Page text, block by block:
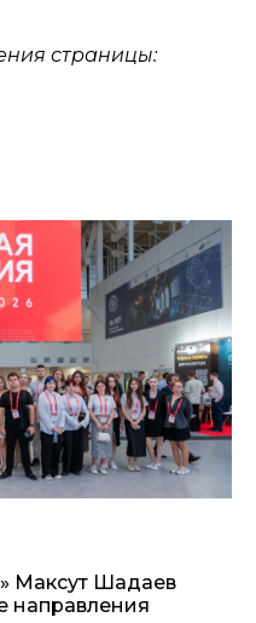
страницы:
Максут Шадаев
направления